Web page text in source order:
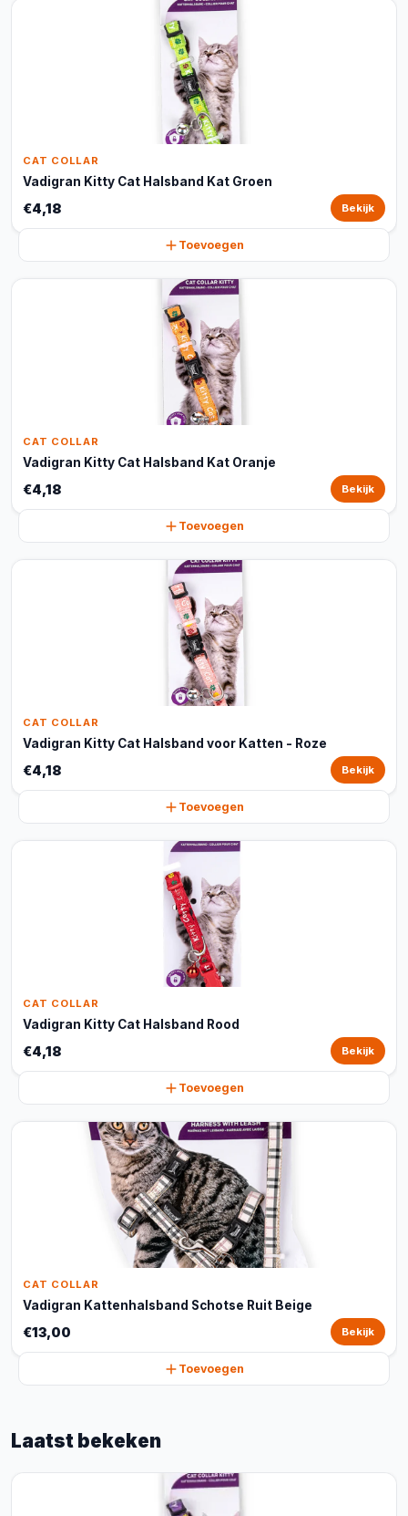
CAT COLLAR
Vadigran Kitty Cat Halsband Kat Groen
€4,18 Bekijk
Toevoegen
CAT COLLAR
Vadigran Kitty Cat Halsband Kat Oranje
€4,18 Bekijk
Toevoegen
CAT COLLAR
Vadigran Kitty Cat Halsband voor Katten - Roze
€4,18 Bekijk
Toevoegen
CAT COLLAR
Vadigran Kitty Cat Halsband Rood
€4,18 Bekijk
Toevoegen
CAT COLLAR
Vadigran Kattenhalsband Schotse Ruit Beige
€13,00 Bekijk
Toevoegen
Laatst bekeken